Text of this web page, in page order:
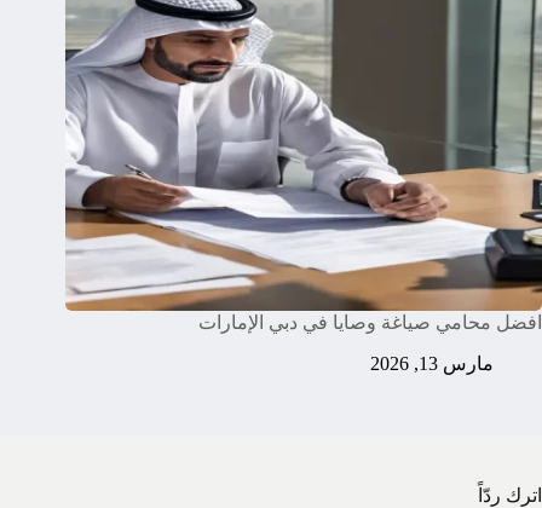
افضل محامي صياغة وصايا في دبي الإمارات
مارس 13, 2026
اترك ردّاً